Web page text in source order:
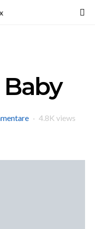
Baby
4.8K views